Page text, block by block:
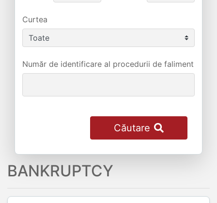
Curtea
Număr de identificare al procedurii de faliment
Căutare
BANKRUPTCY